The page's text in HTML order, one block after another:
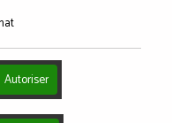
Autoriser